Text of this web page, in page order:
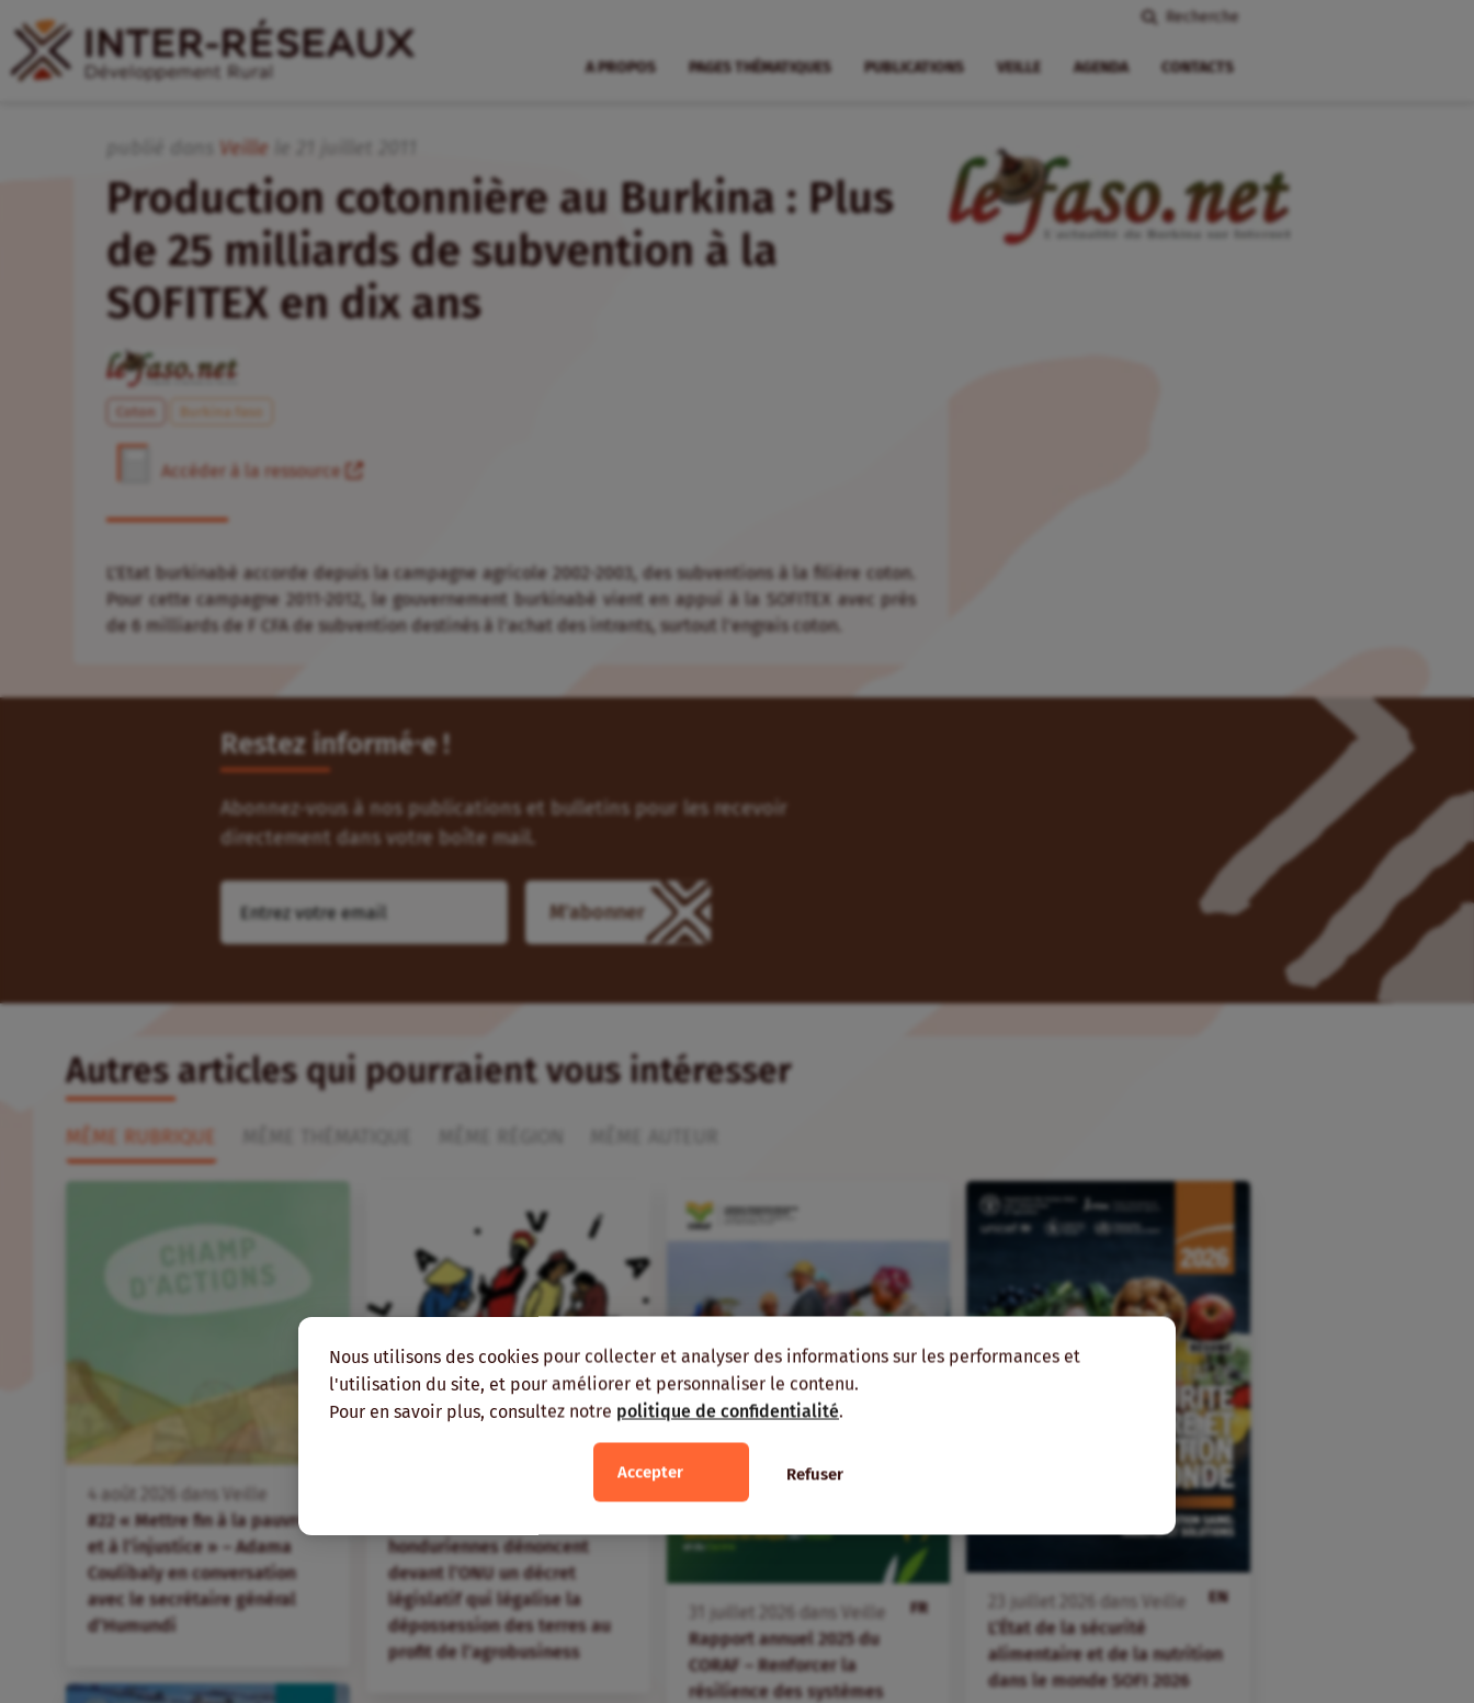
Nous utilisons des cookies pour collecter et analyser des informations sur les performances et
l'utilisation du site, et pour améliorer et personnaliser le contenu.
Pour en savoir plus, consultez notre politique de confidentialité.
Accepter Refuser
Recherche
A PROPOS PAGES THÉMATIQUES PUBLICATIONS VEILLE AGENDA CONTACTS
Veille
Production cotonnière au Burkina : Plus
de 25 milliards de subvention à la
SOFITEX en dix ans
Coton Burkina Faso
Accéder à la ressource
L’Etat burkinabè accorde depuis la campagne agricole 2002-2003, des subventions à la filière coton.
Pour cette campagne 2011-2012, le gouvernement burkinabè vient en appui à la SOFITEX avec près
de 6 milliards de F CFA de subvention destinés à l’achat des intrants, surtout l’engrais coton.
Restez informé⸱e !
Abonnez-vous à nos publications et bulletins pour les recevoir
directement dans votre boîte mail.
Autres articles qui pourraient vous intéresser
MÊME RUBRIQUE
4 août dans
Veille
#22 « Mettre fin à la pauvreté
et à l’injustice » – Adama
Coulibaly en conversation
avec le secrétaire général
d’Humundi
honduriennes dénoncent
devant l’ONU un décret
législatif qui légalise la
dépossession des terres au
profit de l’agrobusiness
FR
juillet dans
Veille
Rapport annuel 2025 du
CORAF – Renforcer la
résilience des systèmes
EN
juillet dans
Veille
L’État de la sécurité
alimentaire et de la nutrition
dans le monde SOFI 2026